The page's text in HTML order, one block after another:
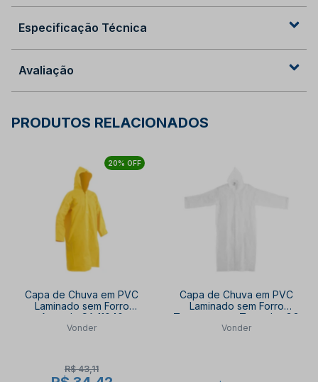
Especificação Técnica
Avaliação
PRODUTOS RELACIONADOS
20% OFF
Capa de Chuva em PVC
Laminado sem Forro
Amarela CA 11040
VONDER
Vonder
R$ 43,11
Capa de Chuva em PVC
Laminado sem Forro
Transparente Tamanho GG
7012440200 VONDER
Vonder